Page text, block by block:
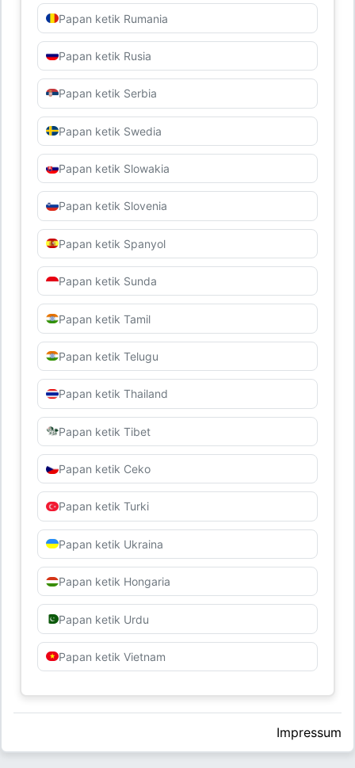
Papan ketik Rumania
Papan ketik Rusia
Papan ketik Serbia
Papan ketik Swedia
Papan ketik Slowakia
Papan ketik Slovenia
Papan ketik Spanyol
Papan ketik Sunda
Papan ketik Tamil
Papan ketik Telugu
Papan ketik Thailand
Papan ketik Tibet
Papan ketik Ceko
Papan ketik Turki
Papan ketik Ukraina
Papan ketik Hongaria
Papan ketik Urdu
Papan ketik Vietnam
Impressum